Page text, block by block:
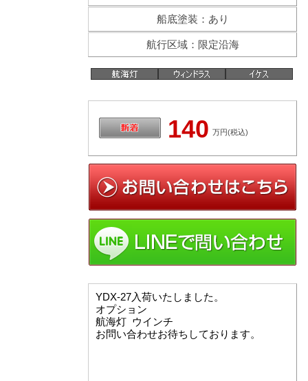
船底塗装：あり
航行区域：限定沿海
140 万円(税込)
YDX-27入荷いたしました。
オプション
航海灯 ウインチ
お問い合わせお待ちしております。